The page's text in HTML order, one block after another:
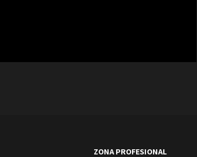
ZONA PROFESIONAL